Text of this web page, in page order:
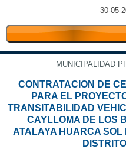
30-05-
MUNICIPALIDAD
CONTRATACION DE
PARA EL
TRANSITABILIDAD
CAYLLOMA DE LOS
ATALAYA HUARCA